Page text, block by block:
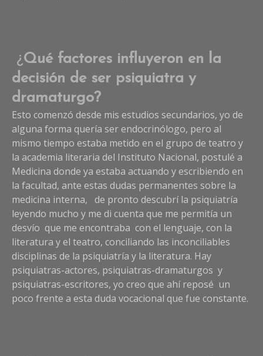
¿Qué factores influyeron en la
decisión de ser psiquiatra y
dramaturgo?
Esto comenzó desde mis estudios secundarios, yo de
alguna forma quería ser endocrinólogo, pero al
mismo tiempo estaba metido en el grupo de teatro y
la academia literaria del Instituto Nacional, postulé a
Medicina donde ya estaba actuando y escribiendo en
la facultad, ante estas dudas permanentes sobre la
medicina interna, de pronto descubrí la psiquiatría
leyendo mucho y me di cuenta que me permitía un
desvío que me encontraba con el lenguaje, con la
literatura y el teatro, conciliando las inconciliables
disciplinas de la psiquiatría y la literatura. Hay
psiquiatras-actores, psiquiatras-dramaturgos y
psiquiatras-escritores, yo creo que ahí reposé un
poco frente a esta duda vocacional que fue constante.